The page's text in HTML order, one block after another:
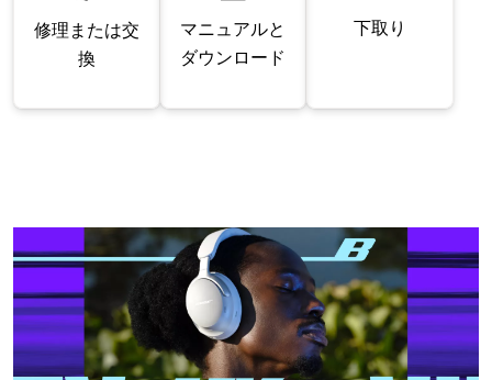
修理または交
換
マニュアルと
ダウンロード
下取り